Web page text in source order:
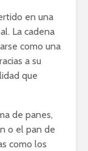
en una
La cadena
como una
a su
que
de panes,
o el pan de
como los